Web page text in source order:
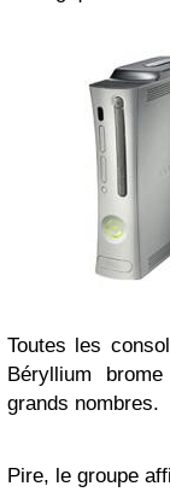
Toutes les
Béryllium
grands nombres.
Pire, le groupe